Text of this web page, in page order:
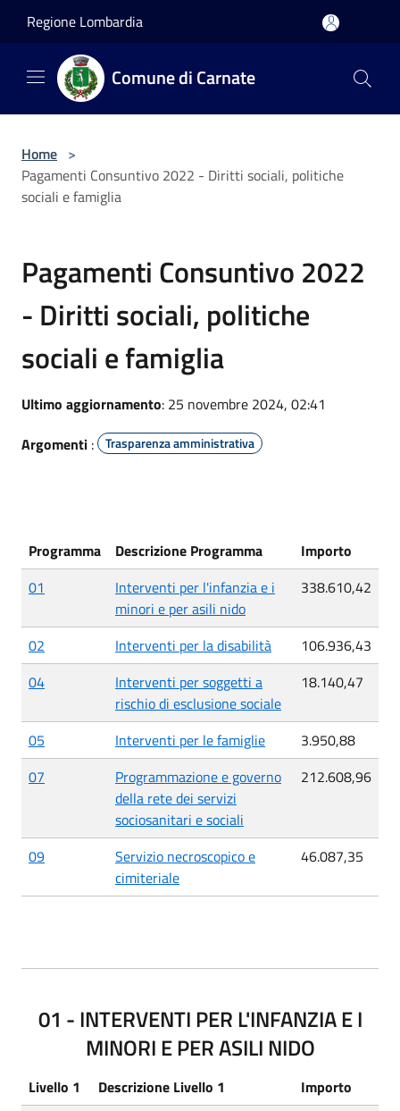
Regione Lombardia
Comune di Carnate
Home >
Pagamenti Consuntivo 2022 - Diritti sociali, politiche
sociali e famiglia
Pagamenti Consuntivo 2022
- Diritti sociali, politiche
sociali e famiglia
Ultimo aggiornamento: 25 novembre 2024, 02:41
Argomenti : Trasparenza amministrativa
Programma Descrizione Programma
Importo
01
Interventi per l'infanzia e i
minori e per asili nido
338.610,42
02 Interventi per la disabilità
106.936,43
04
Interventi per soggetti a
rischio di esclusione sociale
18.140,47
05 Interventi per le famiglie
3.950,88
07
Programmazione e governo
della rete dei servizi
sociosanitari e sociali
212.608,96
09
Servizio necroscopico e
cimiteriale
46.087,35
01 - INTERVENTI PER L'INFANZIA E I
MINORI E PER ASILI NIDO
Livello 1 Descrizione Livello 1
Importo